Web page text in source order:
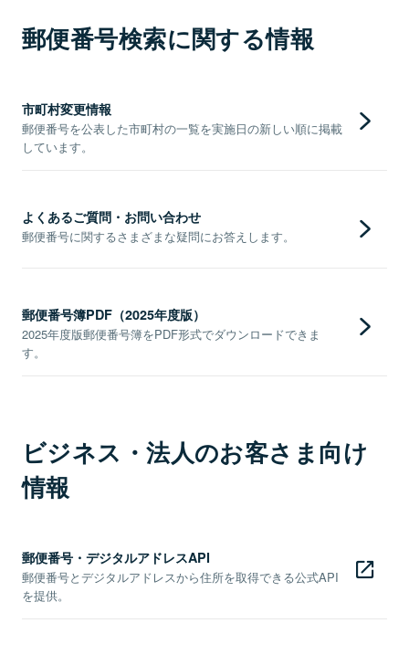
郵便番号検索に関する情報
市町村変更情報
郵便番号を公表した市町村の一覧を実施日の新しい順に掲載
しています。
よくあるご質問・お問い合わせ
郵便番号に関するさまざまな疑問にお答えします。
郵便番号簿PDF（2025年度版）
2025年度版郵便番号簿をPDF形式でダウンロードできま
す。
ビジネス・法人のお客さま向け
情報
郵便番号・デジタルアドレスAPI
郵便番号とデジタルアドレスから住所を取得できる公式API
を提供。